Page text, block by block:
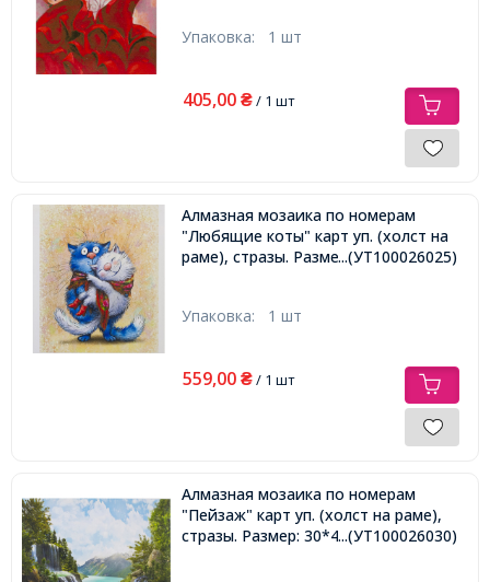
Упаковка: 1 шт
405,00 ₴/ 1 шт
Алмазная мозаика по номерам
"Любящие коты" карт уп. (холст на
раме), стразы. Размер: 30*40 см
...(УТ100026025)
Упаковка: 1 шт
559,00 ₴/ 1 шт
Алмазная мозаика по номерам
"Пейзаж" карт уп. (холст на раме),
стразы. Размер: 30*40 см...(УТ100026030)